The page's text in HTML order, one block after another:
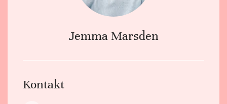
Jemma Marsden
Kontakt